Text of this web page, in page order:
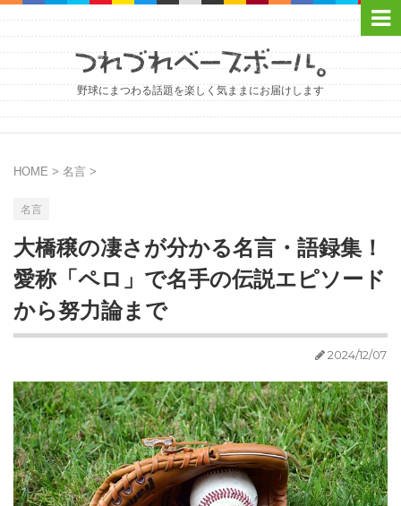
野球にまつわる話題を楽しく気ままにお届けします
HOME > 名言 >
名言
大橋穣の凄さが分かる名言・語録集！
愛称「ペロ」で名手の伝説エピソード
から努力論まで
2024/12/07